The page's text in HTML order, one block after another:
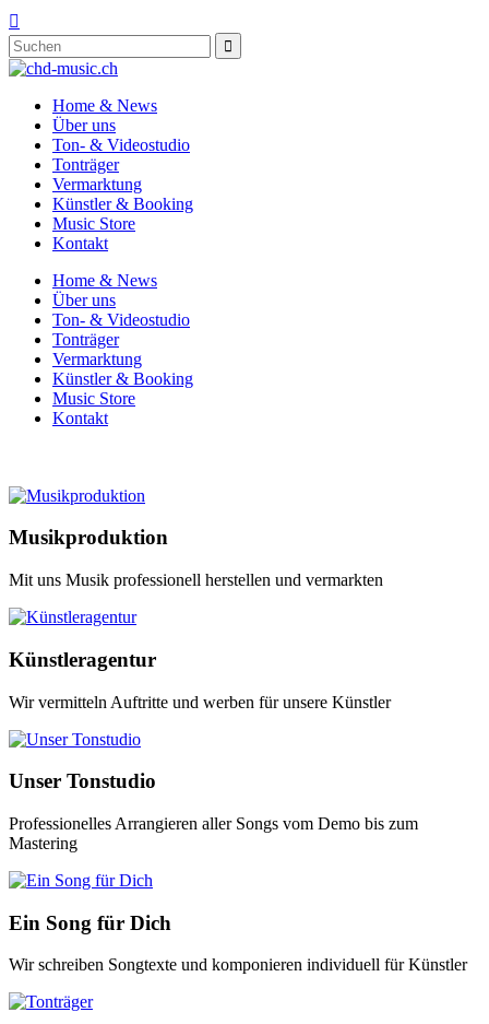

Home & News
Über uns
Ton- & Videostudio
Tonträger
Vermarktung
Künstler & Booking
Music Store
Kontakt
Home & News
Über uns
Ton- & Videostudio
Tonträger
Vermarktung
Künstler & Booking
Music Store
Kontakt
Musikproduktion
Mit uns Musik professionell herstellen und vermarkten
Künstleragentur
Wir vermitteln Auftritte und werben für unsere Künstler
Unser Tonstudio
Professionelles Arrangieren aller Songs vom Demo bis zum
Mastering
Ein Song für Dich
Wir schreiben Songtexte und komponieren individuell für Künstler